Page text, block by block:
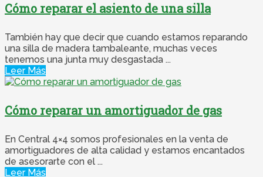
Cómo reparar el asiento de una silla
También hay que decir que cuando estamos reparando
una silla de madera tambaleante, muchas veces
tenemos una junta muy desgastada ...
Leer Más
Cómo reparar un amortiguador de gas
En Central 4×4 somos profesionales en la venta de
amortiguadores de alta calidad y estamos encantados
de asesorarte con el ...
Leer Más